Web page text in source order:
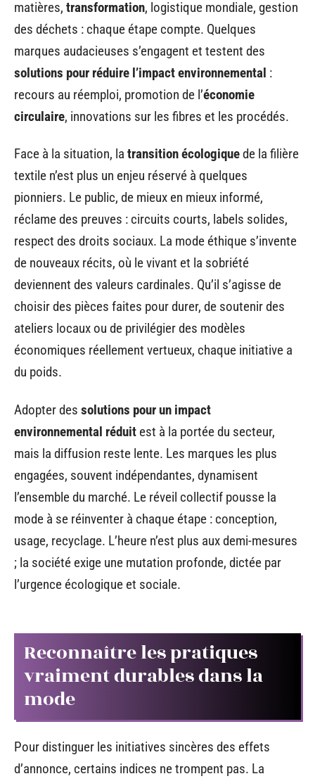
matières, transformation, logistique mondiale, gestion
des déchets : chaque étape compte. Quelques
marques audacieuses s’engagent et testent des
solutions pour réduire l’impact environnemental :
recours au réemploi, promotion de l’économie
circulaire, innovations sur les fibres et les procédés.
Face à la situation, la transition écologiquede la filière
textile n’est plus un enjeu réservé à quelques
pionniers. Le public, de mieux en mieux informé,
réclame des preuves : circuits courts, labels solides,
respect des droits sociaux. La mode éthique s’invente
de nouveaux récits, où le vivant et la sobriété
deviennent des valeurs cardinales. Qu’il s’agisse de
choisir des pièces faites pour durer, de soutenir des
ateliers locaux ou de privilégier des modèles
économiques réellement vertueux, chaque initiative a
du poids.
Adopter des solutions pour un impact
environnemental réduit est à la portée du secteur,
mais la diffusion reste lente. Les marques les plus
engagées, souvent indépendantes, dynamisent
l’ensemble du marché. Le réveil collectif pousse la
mode à se réinventer à chaque étape : conception,
usage, recyclage. L’heure n’est plus aux demi-mesures
; la société exige une mutation profonde, dictée par
l’urgence écologique et sociale.
Reconnaître les pratiques
vraiment durables dans la
mode
Pour distinguer les initiatives sincères des effets
d’annonce, certains indices ne trompent pas. La